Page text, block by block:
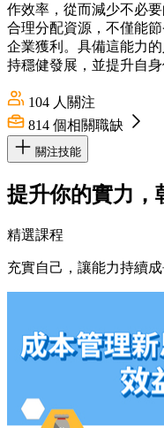
作效率，從而減少不必
合理分配資源，不僅能
企業獲利。具備這能力
持穩健發展，並提升自身
104 人關注
814 個相關職缺
關注技能
提升你的實力，
精選課程
充實自己，讓能力持續